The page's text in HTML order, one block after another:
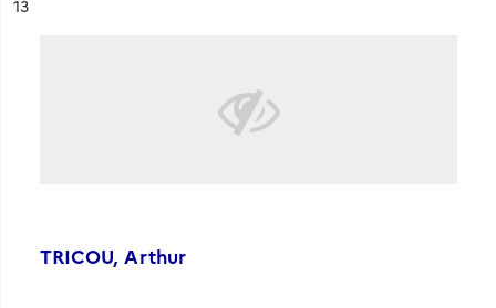
n°
13
TRICOU, Arthur